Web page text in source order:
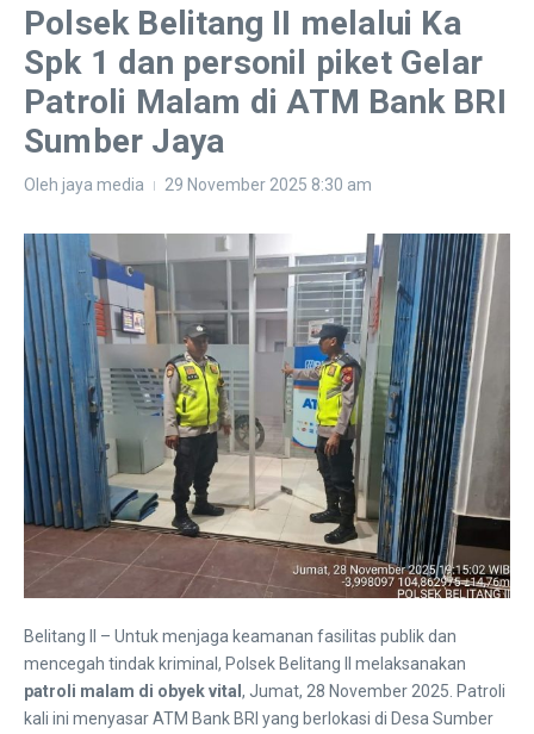
Polsek Belitang II melalui Ka
Spk 1 dan personil piket Gelar
Patroli Malam di ATM Bank BRI
Sumber Jaya
Oleh jaya media 29 November 2025 8:30 am
Belitang II – Untuk menjaga keamanan fasilitas publik dan
mencegah tindak kriminal, Polsek Belitang II melaksanakan
patroli malam di obyek vital , Jumat, 28 November 2025. Patroli
kali ini menyasar ATM Bank BRI yang berlokasi di Desa Sumber